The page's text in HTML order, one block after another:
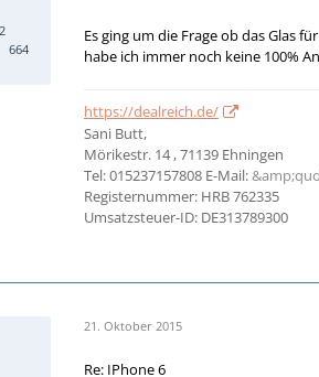
664
Es ging um die Frage ob das Glas
habe ich immer noch keine 100%
https://dealreich.de/
Sani Butt,
Mörikestr. 14 , 71139 Ehningen
Tel: 015237157808 E-Mail:
Registernummer: HRB 762335
Umsatzsteuer-ID: DE313789300
21. Oktober 2015
Re: IPhone 6